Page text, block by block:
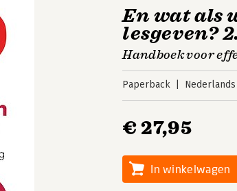
En wat als
lesgeven?
Handboek voor
Paperback Nederlands
€ 27,95
In winkelwagen